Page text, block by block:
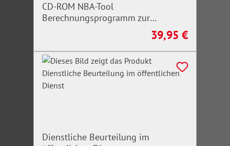
CD-ROM NBA-Tool
Berechnungsprogramm zur
Regulärer Preis:
39,95 €
Dienstliche Beurteilung im